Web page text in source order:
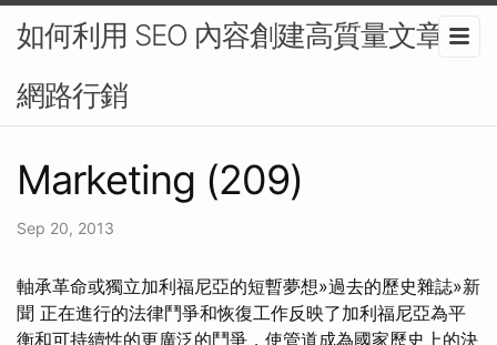
如何利用 SEO 內容創建高質量文章-
網路行銷
Marketing (209)
Sep 20, 2013
軸承革命或獨立加利福尼亞的短暫夢想»過去的歷史雜誌»新
聞 正在進行的法律鬥爭和恢復工作反映了加利福尼亞為平
衡和可持續性的更廣泛的鬥爭，使管道成為國家歷史上的決